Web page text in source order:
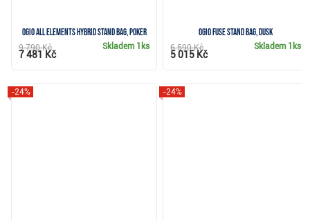
Ogio All Elements Hybrid stand bag, poker
Skladem 1ks
9 790 Kč
7 481 Kč
Ogio Fuse stand bag, dusk
Skladem 1ks
6 590 Kč
5 015 Kč
-24% -24%